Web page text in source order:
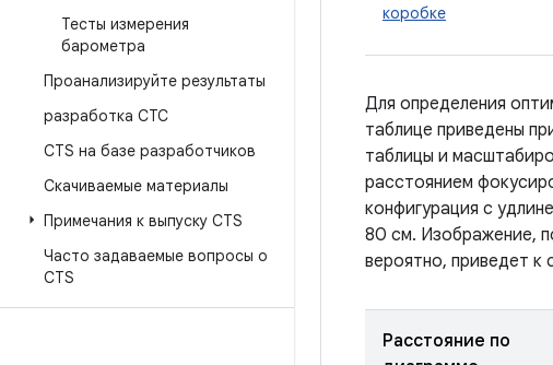
Тесты измерения
барометра
Проанализируйте результаты
разработка СТС
CTS на базе разработчиков
Скачиваемые материалы
Примечания к выпуску CTS
Часто задаваемые вопросы о
CTS
коробке
Для определения
таблице приведены
таблицы и
расстоянием
конфигурация с
80 см. Изображение,
вероятно, приведет к
Расстояние по